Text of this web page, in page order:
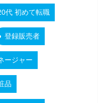
代 初めて転職
登録販売者
ージャー
品